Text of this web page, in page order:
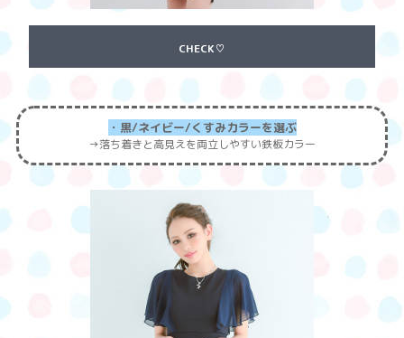
CHECK♡
・黒/ネイビー/くすみカラーを選ぶ
→落ち着きと高見えを両立しやすい鉄板カラー